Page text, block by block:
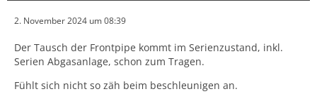
2. November 2024 um 08:39
Der Tausch der Frontpipe kommt im Serienzustand, inkl.
Serien Abgasanlage, schon zum Tragen.
Fühlt sich nicht so zäh beim beschleunigen an.